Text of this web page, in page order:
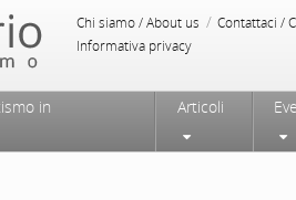
Chi siamo / About us / Contattaci /
Informativa privacy
in
Articoli